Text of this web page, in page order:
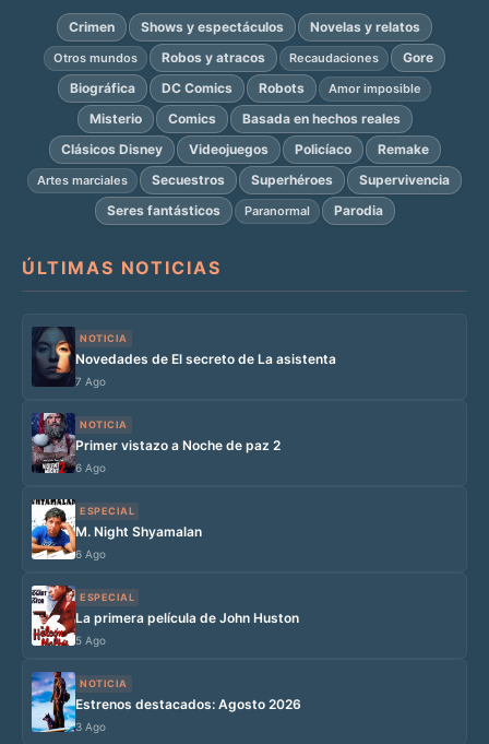
Crimen Shows y espectáculos Novelas y relatos
Otros mundos Robos y atracos Recaudaciones
Gore
Biográfica
DC Comics Robots Amor imposible
Misterio Comics
Basada en hechos reales
Clásicos Disney
Videojuegos Policíaco Remake
Artes marciales Secuestros Superhéroes
Supervivencia
Seres fantásticos
Paranormal Parodia
ÚLTIMAS NOTICIAS
NOTICIA
Novedades de El secreto de La asistenta
7 Ago
NOTICIA
Primer vistazo a Noche de paz 2
6 Ago
ESPECIAL
M. Night Shyamalan
6 Ago
ESPECIAL
La primera película de John Huston
5 Ago
NOTICIA
Estrenos destacados: Agosto 2026
3 Ago